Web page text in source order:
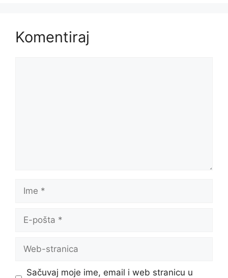
Komentiraj
pošta
stranica
Sačuvaj moje ime, email i web stranicu u